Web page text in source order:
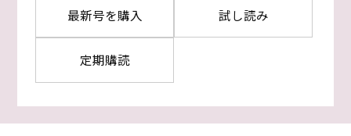
最新号を購入 試し読み
定期購読